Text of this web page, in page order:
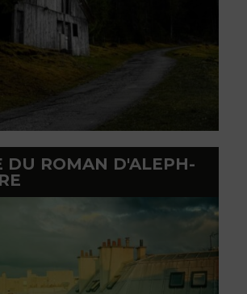
DU ROMAN D'ALEPH-